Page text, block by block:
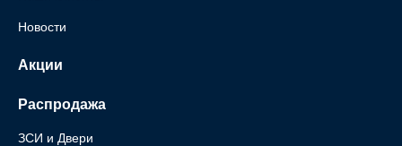
Новости
Акции
Распродажа
ЗСИ и Двери